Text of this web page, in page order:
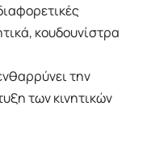
κουδουνίστρα
την
των κινητικών